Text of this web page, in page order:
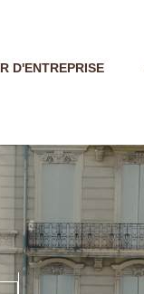
D'ENTREPRISE